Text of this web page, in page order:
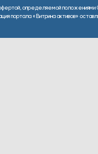
определяемой
портала «Витрина активов»